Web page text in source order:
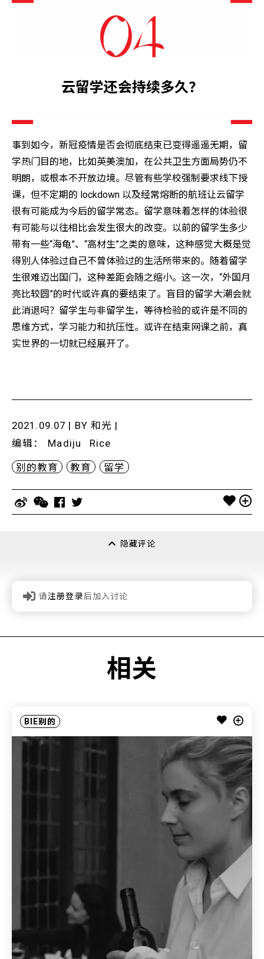
云留学还会持续多久？
事到如今，新冠疫情是否会彻底结束已变得遥遥无期，留
学热门目的地，比如英美澳加，在公共卫生方面局势仍不
明朗，或根本不开放边境。尽管有些学校强制要求线下授
课，但不定期的 lockdown 以及经常熔断的航班让云留学
很有可能成为今后的留学常态。留学意味着怎样的体验很
有可能与以往相比会发生很大的改变。以前的留学生多少
带有一些“海龟”、“高材生”之类的意味，这种感觉大概是觉
得别人体验过自己不曾体验过的生活所带来的。随着留学
生很难迈出国门，这种差距会随之缩小。这一次，“外国月
亮比较圆”的时代或许真的要结束了。盲目的留学大潮会就
此消退吗？留学生与非留学生，等待检验的或许是不同的
思维方式，学习能力和抗压性。或许在结束网课之前，真
实世界的一切就已经展开了。
2021.09.07 | BY 和光 |
编辑 ： Madiju Rice
别的教育 教育 留学
隐藏评论
请注册登录后加入讨论
相关
BIE别的